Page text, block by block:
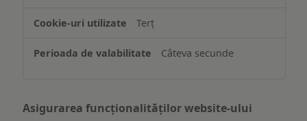
pe
dispozitiv
Terț
Câteva secunde
Asigurarea funcționalităților website-ului